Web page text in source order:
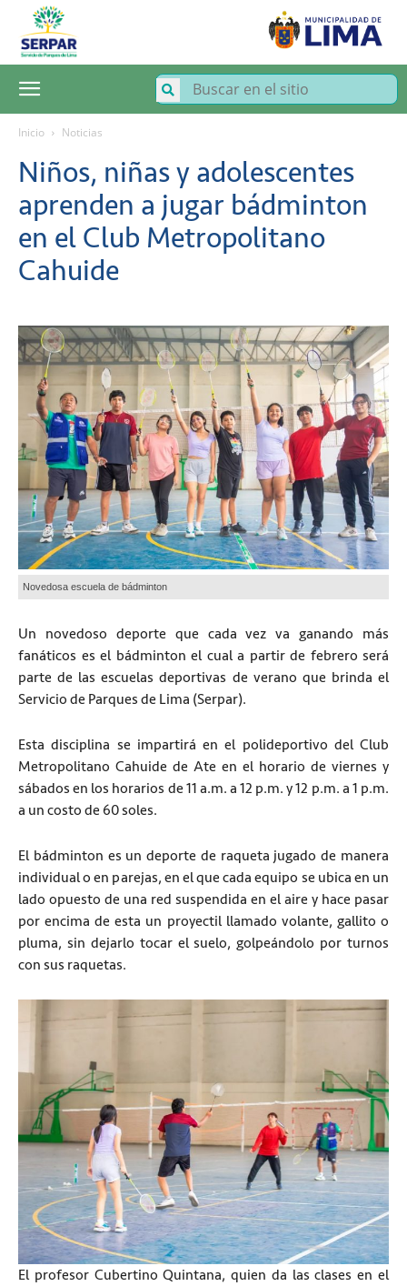
SERPAR
Servicio
de
Parques
Inicio Noticias
Niños, niñas y adolescentes
aprenden a jugar bádminton
en el Club Metropolitano
Cahuide
Novedosa escuela de bádminton
Un novedoso deporte que cada vez va ganando más
fanáticos es el bádminton el cual a partir de febrero será
parte de las escuelas deportivas de verano que brinda el
Servicio de Parques de Lima (Serpar).
Esta disciplina se impartirá en el polideportivo del Club
Metropolitano Cahuide de Ate en el horario de viernes y
sábados en los horarios de 11 a.m. a 12 p.m. y 12 p.m. a 1 p.m.
a un costo de 60 soles.
El bádminton es un deporte de raqueta jugado de manera
individual o en parejas, en el que cada equipo se ubica en un
lado opuesto de una red suspendida en el aire y hace pasar
por encima de esta un proyectil llamado volante, gallito o
pluma, sin dejarlo tocar el suelo, golpeándolo por turnos
con sus raquetas.
El profesor Cubertino Quintana, quien da las clases en el